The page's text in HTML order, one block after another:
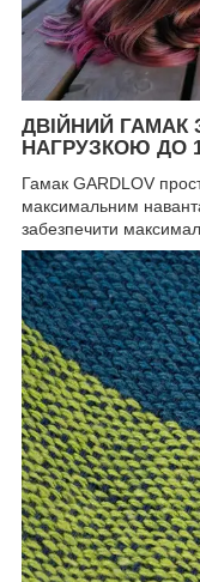
ДВІЙНИЙ
НАГРУЗКОЮ ДО
Гамак GARDLOV
максимальним
забезпечити